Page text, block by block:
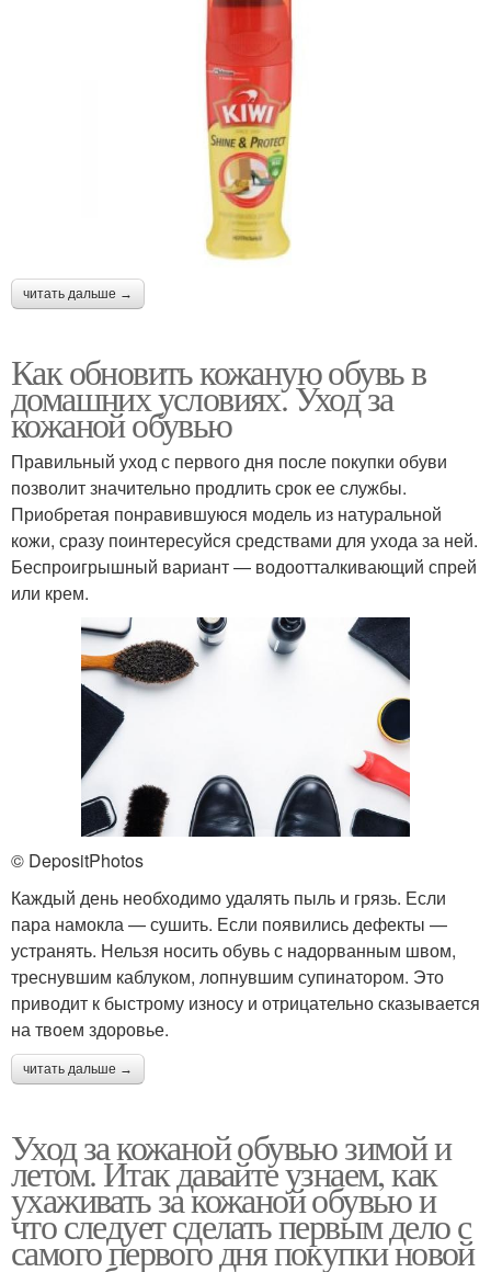
читать дальше →
Как обновить кожаную обувь в
домашних условиях. Уход за
кожаной обувью
Правильный уход с первого дня после покупки обуви
позволит значительно продлить срок ее службы.
Приобретая понравившуюся модель из натуральной
кожи, сразу поинтересуйся средствами для ухода за ней.
Беспроигрышный вариант — водоотталкивающий спрей
или крем.
© DepositPhotos
Каждый день необходимо удалять пыль и грязь. Если
пара намокла — сушить. Если появились дефекты —
устранять. Нельзя носить обувь с надорванным швом,
треснувшим каблуком, лопнувшим супинатором. Это
приводит к быстрому износу и отрицательно сказывается
на твоем здоровье.
читать дальше →
Уход за кожаной обувью зимой и
летом. Итак давайте узнаем, как
ухаживать за кожаной обувью и
что следует сделать первым дело с
самого первого дня покупки новой